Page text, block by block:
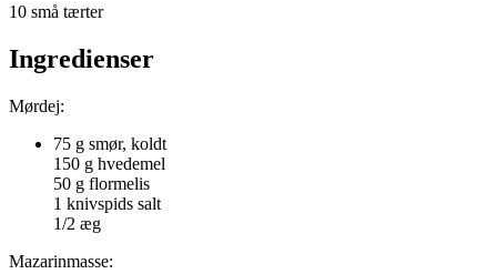
10 små tærter
Ingredienser
Mørdej:
75 g smør, koldt
150 g hvedemel
50 g flormelis
1 knivspids salt
1/2 æg
Mazarinmasse: